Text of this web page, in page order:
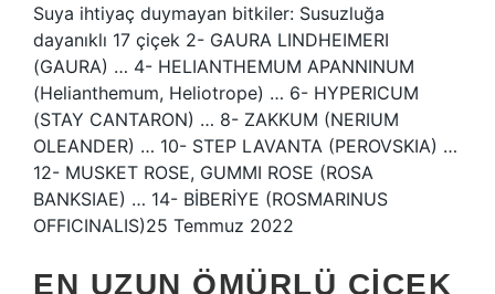
Suya ihtiyaç duymayan bitkiler: Susuzluğa
dayanıklı 17 çiçek 2- GAURA LINDHEIMERI
(GAURA) … 4- HELIANTHEMUM APANNINUM
(Helianthemum, Heliotrope) … 6- HYPERICUM
(STAY CANTARON) … 8- ZAKKUM (NERIUM
OLEANDER) … 10- STEP LAVANTA (PEROVSKIA) …
12- MUSKET ROSE, GUMMI ROSE (ROSA
BANKSIAE) … 14- BİBERİYE (ROSMARINUS
OFFICINALIS)25 Temmuz 2022
EN UZUN ÖMÜRLÜ ÇIÇEK